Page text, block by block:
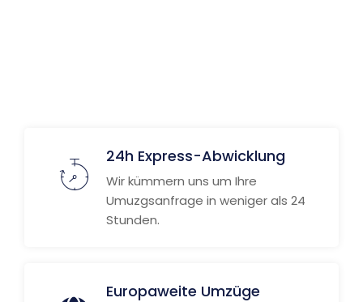
24h Express-Abwicklung
Wir kümmern uns um Ihre
Umuzgsanfrage in weniger als 24
Stunden.
Europaweite Umzüge